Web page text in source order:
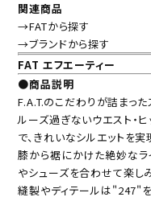
関連商品
→FATから探す
→ブランドから探す
FAT エフエーティー
●商品説明
F.A.T.のこだわりが詰まった
ルーズ過ぎないウエスト・
で、きれいなシルエットを
膝から裾にかけた絶妙なラ
やシューズを合わせて楽し
縫製やディテールは"247"を